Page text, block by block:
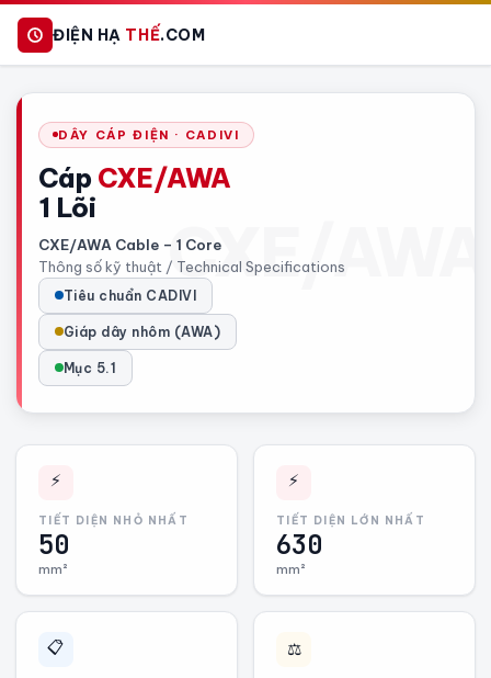
ĐIỆN HẠ THẾ.COM
DÂY CÁP ĐIỆN · CADIVI
Cáp CXE/AWA
1 Lõi
CXE/AWA Cable – 1 Core
Thông số kỹ thuật / Technical Specifications
Tiêu chuẩn CADIVI
Giáp dây nhôm (AWA)
Mục 5.1
⚡
TIẾT DIỆN NHỎ NHẤT
50
mm²
⚡
TIẾT DIỆN LỚN NHẤT
630
mm²
📋 ⚖️